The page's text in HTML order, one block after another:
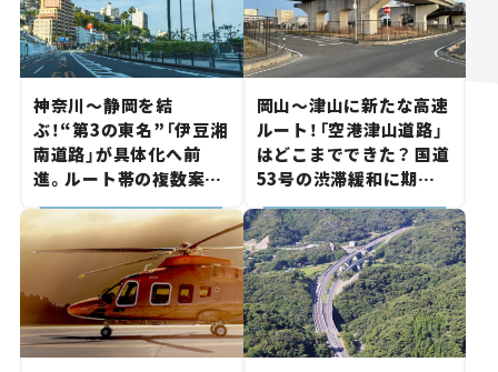
神奈川～静岡を結
ぶ！“第3の東名”「伊豆湘
南道路」が具体化へ前
進。ルート帯の複数案検
討へ。熱海まで信号ゼロ
が実現？ 【いま気になる
道路計画】
岡山～津山に新たな高速
ルート！「空港津山道路」
はどこまでできた？ 国道
53号の渋滞緩和に期待。
岡山市側でも動きが【い
ま気になる道路計画】